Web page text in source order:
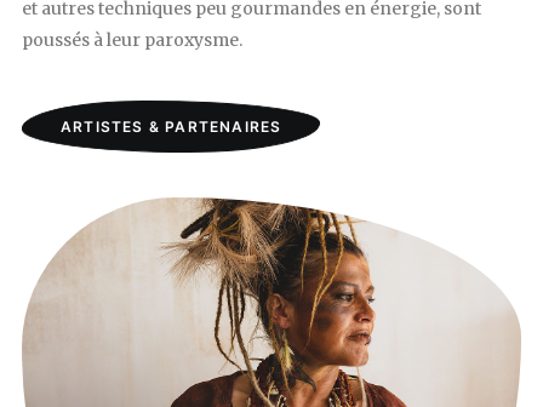
et autres techniques peu gourmandes en énergie, sont
poussés à leur paroxysme.
ARTISTES & PARTENAIRES